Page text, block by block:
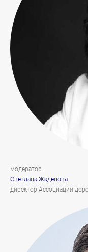
модератор
Светлана Жаденова
директор Ассоциации